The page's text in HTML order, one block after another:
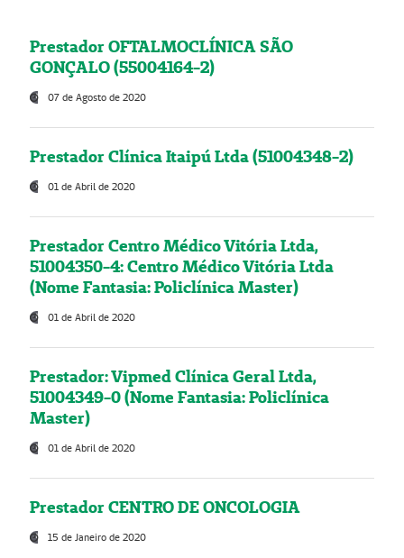
Prestador OFTALMOCLÍNICA SÃO
GONÇALO (55004164-2)
07 de Agosto de 2020
Prestador Clínica Itaipú Ltda (51004348-2)
01 de Abril de 2020
Prestador Centro Médico Vitória Ltda,
51004350-4: Centro Médico Vitória Ltda
(Nome Fantasia: Policlínica Master)
01 de Abril de 2020
Prestador: Vipmed Clínica Geral Ltda,
51004349-0 (Nome Fantasia: Policlínica
Master)
01 de Abril de 2020
Prestador CENTRO DE ONCOLOGIA
15 de Janeiro de 2020